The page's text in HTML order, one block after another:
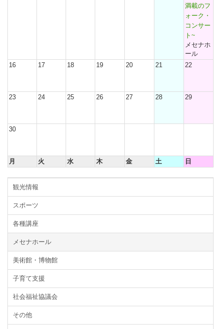
満載のフ
ォーク・
コンサー
ト~
メセナホ
ール
16
17 18 19 20 21 22
23 24 25 26 27 28 29
30
月 火 水 木 金 土 日
観光情報
スポーツ
各種講座
メセナホール
美術館・博物館
子育て支援
社会福祉協議会
その他